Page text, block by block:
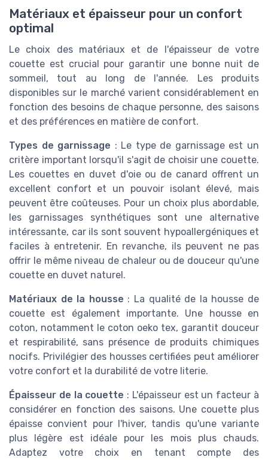
Matériaux et épaisseur pour un confort
optimal
Le choix des matériaux et de l'épaisseur de votre
couette est crucial pour garantir une bonne nuit de
sommeil, tout au long de l'année. Les produits
disponibles sur le marché varient considérablement en
fonction des besoins de chaque personne, des saisons
et des préférences en matière de confort.
Types de garnissage : Le type de garnissage est un
critère important lorsqu'il s'agit de choisir une couette.
Les couettes en duvet d'oie ou de canard offrent un
excellent confort et un pouvoir isolant élevé, mais
peuvent être coûteuses. Pour un choix plus abordable,
les garnissages synthétiques sont une alternative
intéressante, car ils sont souvent hypoallergéniques et
faciles à entretenir. En revanche, ils peuvent ne pas
offrir le même niveau de chaleur ou de douceur qu'une
couette en duvet naturel.
Matériaux de la housse : La qualité de la housse de
couette est également importante. Une housse en
coton, notamment le coton oeko tex, garantit douceur
et respirabilité, sans présence de produits chimiques
nocifs. Privilégier des housses certifiées peut améliorer
votre confort et la durabilité de votre literie.
Épaisseur de la couette : L'épaisseur est un facteur à
considérer en fonction des saisons. Une couette plus
épaisse convient pour l'hiver, tandis qu'une variante
plus légère est idéale pour les mois plus chauds.
Adaptez votre choix en tenant compte des